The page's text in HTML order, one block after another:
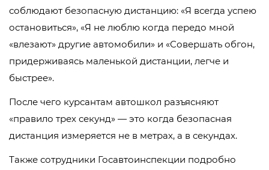
соблюдают безопасную дистанцию: «Я всегда успею
остановиться», «Я не люблю когда передо мной
«влезают» другие автомобили» и «Совершать обгон,
придерживаясь маленькой дистанции, легче и
быстрее».
После чего курсантам автошкол разъясняют
«правило трех секунд» — это когда безопасная
дистанция измеряется не в метрах, а в секундах.
Также сотрудники Госавтоинспекции подробно